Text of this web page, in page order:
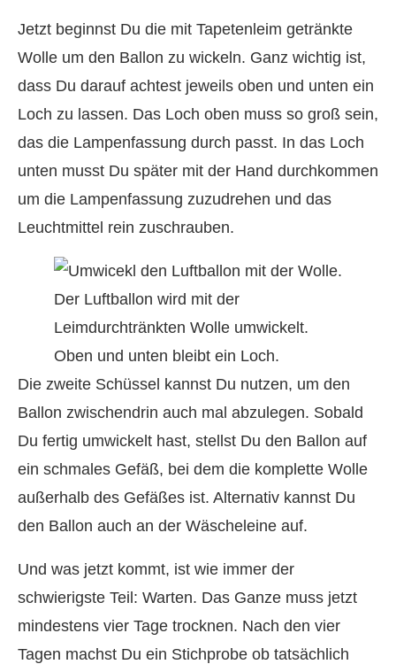
Jetzt beginnst Du die mit Tapetenleim getränkte
Wolle um den Ballon zu wickeln. Ganz wichtig ist,
dass Du darauf achtest jeweils oben und unten ein
Loch zu lassen. Das Loch oben muss so groß sein,
das die Lampenfassung durch passt. In das Loch
unten musst Du später mit der Hand durchkommen
um die Lampenfassung zuzudrehen und das
Leuchtmittel rein zuschrauben.
Der Luftballon wird mit der
Leimdurchtränkten Wolle umwickelt.
Oben und unten bleibt ein Loch.
Die zweite Schüssel kannst Du nutzen, um den
Ballon zwischendrin auch mal abzulegen. Sobald
Du fertig umwickelt hast, stellst Du den Ballon auf
ein schmales Gefäß, bei dem die komplette Wolle
außerhalb des Gefäßes ist. Alternativ kannst Du
den Ballon auch an der Wäscheleine auf.
Und was jetzt kommt, ist wie immer der
schwierigste Teil: Warten. Das Ganze muss jetzt
mindestens vier Tage trocknen. Nach den vier
Tagen machst Du ein Stichprobe ob tatsächlich